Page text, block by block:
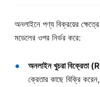
অনলাইনে পণ্য বিক্রয়ের ক্ষেত্রে
মডেলের ওপর নির্ভর করে:
অনলাইন খুচরা
ক্রেতার কাছে বিক্রি